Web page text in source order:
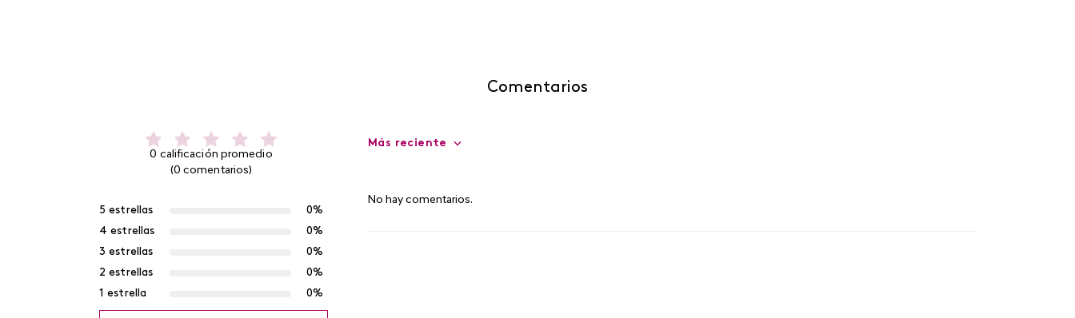
Comentarios
0 calificación promedio
(0 comentarios)
5 estrellas
0%
4 estrellas
0%
3 estrellas
0%
2 estrellas
0%
1 estrella
0%
Más reciente
No hay comentarios.